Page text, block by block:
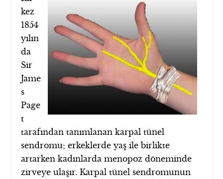
kez
1854
yılın
da
Sir
Jame
s
Page
t
tarafından tanımlanan karpal tünel
sendromu; erkeklerde yaş ile birlikte
artarken kadınlarda menopoz döneminde
zirveye ulaşır. Karpal tünel sendromunun